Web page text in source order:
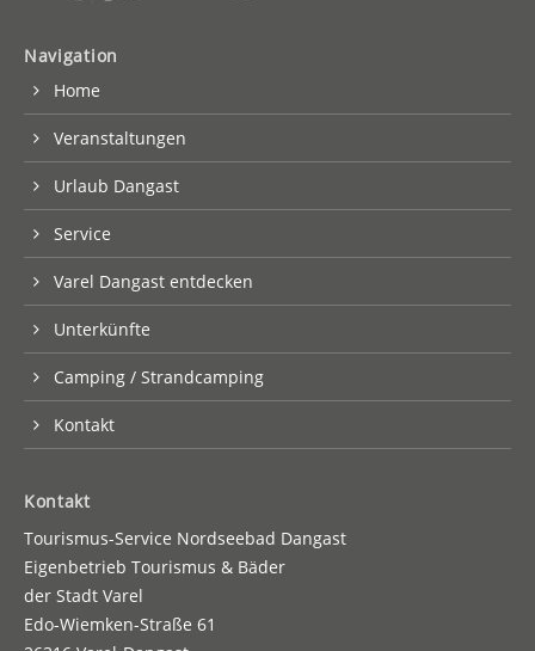
Navigation
Home
Veranstaltungen
Urlaub Dangast
Service
Varel Dangast entdecken
Unterkünfte
Camping / Strandcamping
Kontakt
Kontakt
Tourismus-Service Nordseebad Dangast
Eigenbetrieb Tourismus & Bäder
der Stadt Varel
Edo-Wiemken-Straße 61